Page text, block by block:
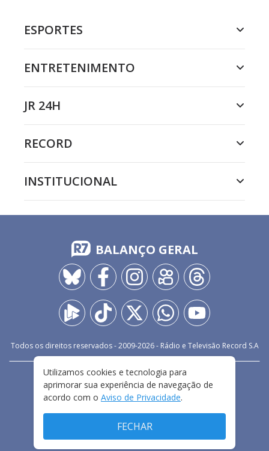
ESPORTES
ENTRETENIMENTO
JR 24H
RECORD
INSTITUCIONAL
BALANÇO GERAL
Todos os direitos reservados - 2009-2026- Rádio e Televisão Record S.A
FALE CONOSCO
PRIVACIDADE
TERMOS E CONDIÇÕES DE USO
Utilizamos cookies e tecnologia para
aprimorar sua experiência de navegação de
acordo com o Aviso de Privacidade.
FECHAR